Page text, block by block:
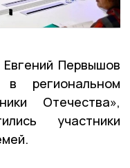
Первышов
региональном
Отечества»,
участники